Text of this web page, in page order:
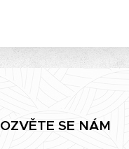
OZVĚTE SE NÁM